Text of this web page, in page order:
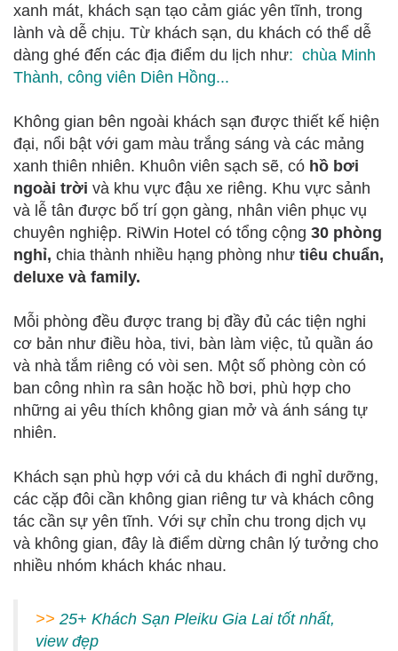
xanh mát, khách sạn tạo cảm giác yên tĩnh, trong
lành và dễ chịu. Từ khách sạn, du khách có thể dễ
dàng ghé đến các địa điểm du lịch như: chùa Minh
Thành, công viên Diên Hồng...
Không gian bên ngoài khách sạn được thiết kế hiện
đại, nổi bật với gam màu trắng sáng và các mảng
xanh thiên nhiên. Khuôn viên sạch sẽ, có hồ bơi
ngoài trời và khu vực đậu xe riêng. Khu vực sảnh
và lễ tân được bố trí gọn gàng, nhân viên phục vụ
chuyên nghiệp. RiWin Hotel có tổng cộng 30 phòng
nghỉ, chia thành nhiều hạng phòng như tiêu chuẩn,
deluxe và family.
Mỗi phòng đều được trang bị đầy đủ các tiện nghi
cơ bản như điều hòa, tivi, bàn làm việc, tủ quần áo
và nhà tắm riêng có vòi sen. Một số phòng còn có
ban công nhìn ra sân hoặc hồ bơi, phù hợp cho
những ai yêu thích không gian mở và ánh sáng tự
nhiên.
Khách sạn phù hợp với cả du khách đi nghỉ dưỡng,
các cặp đôi cần không gian riêng tư và khách công
tác cần sự yên tĩnh. Với sự chỉn chu trong dịch vụ
và không gian, đây là điểm dừng chân lý tưởng cho
nhiều nhóm khách khác nhau.
>> 25+ Khách Sạn Pleiku Gia Lai tốt nhất,
view đẹp